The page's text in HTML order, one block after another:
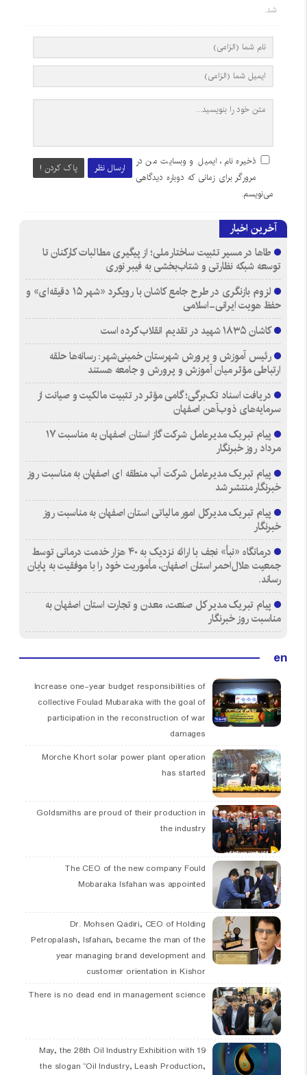
شد.
ارسال نظر پاک کردن !
ذخیره نام، ایمیل و وبسایت من در
مرورگر برای زمانی که دوباره دیدگاهی
می‌نویسم.
آخرین اخبار
طاها در مسیر تثبیت ساختار ملی؛ از پیگیری مطالبات کارکنان تا
توسعه شبکه نظارتی و شتاب‌بخشی به فیبر نوری
لزوم بازنگری در طرح جامع کاشان با رویکرد «شهر ۱۵ دقیقه‌ای» و
حفظ هویت ایرانی-اسلامی
کاشان ۱۸۳۵ شهید در تقدیم انقلاب کرده است
رئیس آموزش و پرورش شهرستان خمینی‌شهر: رسانه‌ها حلقه
ارتباطی مؤثر میان آموزش و پرورش و جامعه هستند
دریافت اسناد تک‌برگی؛ گامی مؤثر در تثبیت مالکیت و صیانت از
سرمایه‌های ذوب‌آهن اصفهان
پیام تبریک مدیرعامل شرکت گاز استان اصفهان به مناسبت ۱۷
مرداد روز خبرنگار
پیام تبریک مدیرعامل شرکت آب منطقه ای اصفهان به مناسبت روز
خبرنگار منتشر شد
پیام تبریک مدیرکل امور مالیاتی استان اصفهان به مناسبت روز
خبرنگار
درمانگاه «نبأ» نجف با ارائه نزدیک به ۴۰ هزار خدمت درمانی توسط
جمعیت هلال‌احمر استان اصفهان، مأموریت خود را با موفقیت به پایان
رساند.
پیام تبریک مدیر کل صنعت، معدن و تجارت استان اصفهان به
مناسبت روز خبرنگار
en
Increase one-year budget responsibilities of
collective Foulad Mubaraka with the goal of
participation in the reconstruction of war
damages
Morche Khort solar power plant operation
has started
Goldsmiths are proud of their production in
the industry
The CEO of the new company Fould
Mobaraka Isfahan was appointed
Dr. Mohsen Qadiri, CEO of Holding
Petropalash, Isfahan, became the man of the
year managing brand development and
customer orientation in Kishor
There is no dead end in management science
19 May, the 28th Oil Industry Exhibition with
the slogan “Oil Industry, Leash Production,